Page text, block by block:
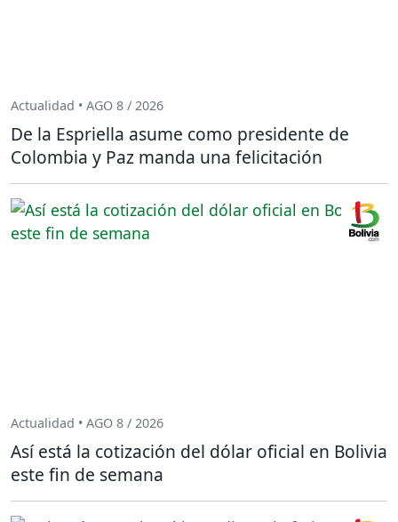
Actualidad • AGO 8 / 2026
De la Espriella asume como presidente de
Colombia y Paz manda una felicitación
Actualidad • AGO 8 / 2026
Así está la cotización del dólar oficial en Bolivia
este fin de semana